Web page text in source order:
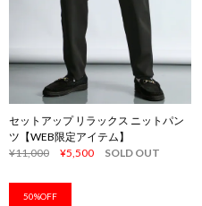
セットアップ リラックス ニットパン
ツ【WEB限定アイテム】
¥11,000
¥5,500 SOLD OUT
50%OFF